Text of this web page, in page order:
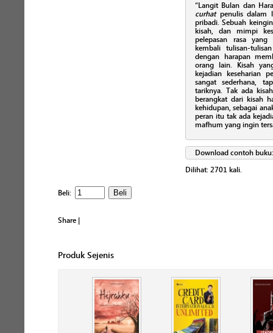
“Langit Bulan dan
curhat penulis dalam
pribadi. Sebuah
kisah, dan mimpi
pelepasan rasa
kembali tulisan-
dengan harapan
orang lain. Kisah
kejadian keseharian
sangat sederhana,
tariknya. Tak ada
berangkat dari kisah
kehidupan, sebagai
peran itu tak ada
mafhum yang ingin
Download contoh
Dilihat: 2701 kali.
Beli:
Share |
Produk Sejenis